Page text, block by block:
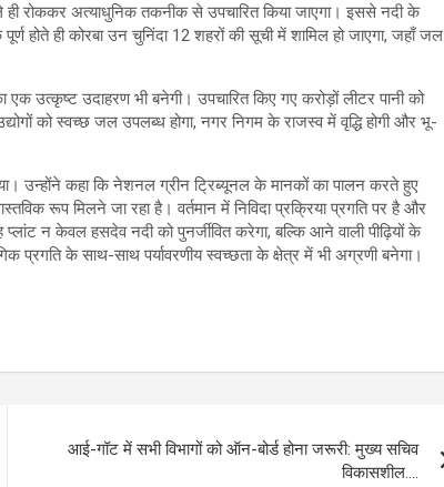
रोककर अत्याधुनिक तकनीक से उपचारित किया जाएगा। इससे नदी के
होते ही कोरबा उन चुनिंदा 12 शहरों की सूची में शामिल हो जाएगा, जहाँ जल
उत्कृष्ट उदाहरण भी बनेगी। उपचारित किए गए करोड़ों लीटर पानी को
को स्वच्छ जल उपलब्ध होगा, नगर निगम के राजस्व में वृद्धि होगी और भू-
उन्होंने कहा कि नेशनल ग्रीन ट्रिब्यूनल के मानकों का पालन करते हुए
रूप मिलने जा रहा है। वर्तमान में निविदा प्रक्रिया प्रगति पर है और
न केवल हसदेव नदी को पुनर्जीवित करेगा, बल्कि आने वाली पीढ़ियों के
प्रगति के साथ-साथ पर्यावरणीय स्वच्छता के क्षेत्र में भी अग्रणी बनेगा।
आई-गॉट में सभी विभागों को ऑन-बोर्ड होना जरूरी: मुख्य सचिव
विकासशील….